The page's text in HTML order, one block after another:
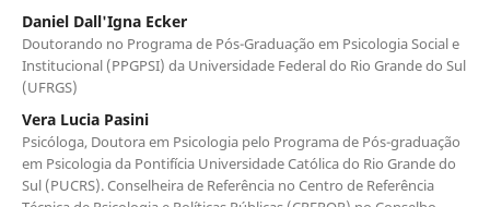
Daniel Dall'Igna Ecker
Doutorando no Programa de Pós-Graduação em Psicologia Social e
Institucional (PPGPSI) da Universidade Federal do Rio Grande do Sul
(UFRGS)
Vera Lucia Pasini
Psicóloga, Doutora em Psicologia pelo Programa de Pós-graduação
em Psicologia da Pontifícia Universidade Católica do Rio Grande do
Sul (PUCRS). Conselheira de Referência no Centro de Referência